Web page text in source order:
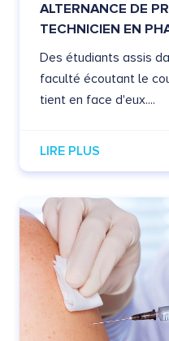
ALTERNANCE DE
TECHNICIEN EN
Des étudiants assis
faculté écoutant le
tient en face d'eux....
LIRE PLUS